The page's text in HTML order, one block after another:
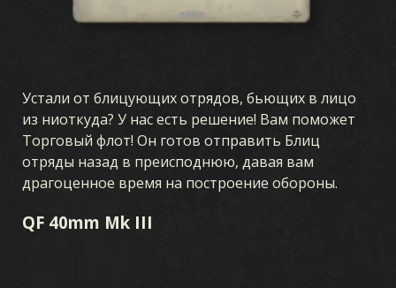
Устали от блицующих отрядов, бьющих в лицо
из ниоткуда? У нас есть решение! Вам поможет
Торговый флот! Он готов отправить Блиц
отряды назад в преисподнюю, давая вам
драгоценное время на построение обороны.
QF 40mm Mk III